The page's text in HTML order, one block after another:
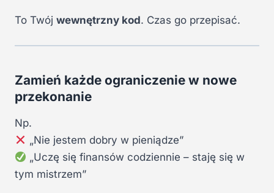
To Twój wewnętrzny kod. Czas go przepisać.
Zamień każde ograniczenie w nowe
przekonanie
Np.
„Nie jestem dobry w pieniądze”
„Uczę się finansów codziennie – staję się w
tym mistrzem”